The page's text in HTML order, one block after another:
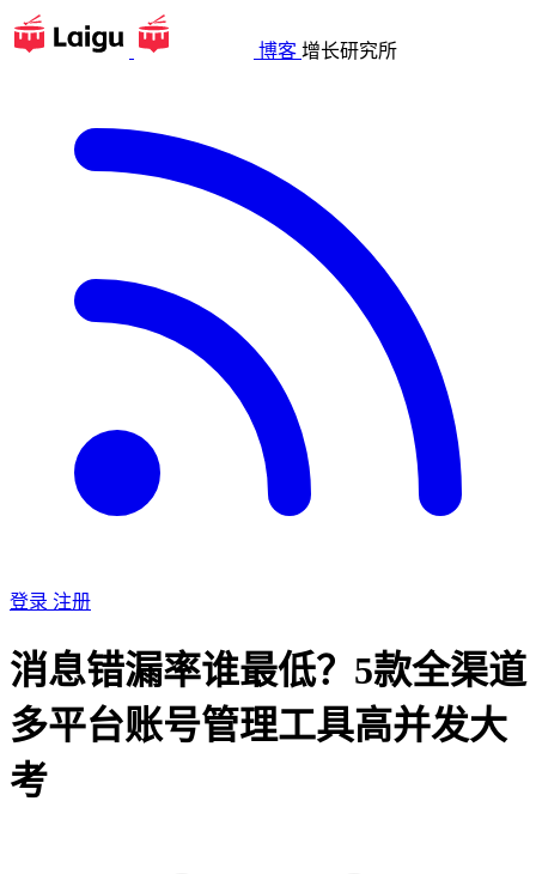
博客 增长研究所
登录 注册
消息错漏率谁最低？5款全渠道
多平台账号管理工具高并发大
考